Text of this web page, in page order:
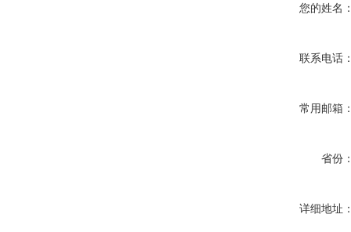
您的姓名
联系电话
常用邮箱
省份
详细地址